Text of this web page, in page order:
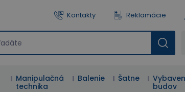
Kontakty Reklamácie
Manipulačná
technika
Balenie Šatne
budov